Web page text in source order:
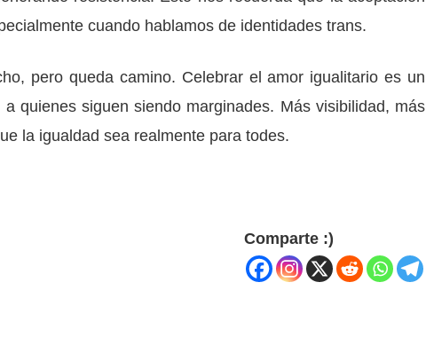
cuando hablamos de identidades trans.
pero queda camino. Celebrar el amor igualitario es un
quienes siguen siendo marginades. Más visibilidad, más
la igualdad sea realmente para todes.
Comparte :)